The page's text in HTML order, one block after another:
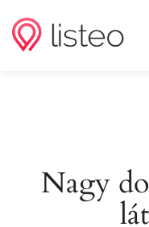
Nagy